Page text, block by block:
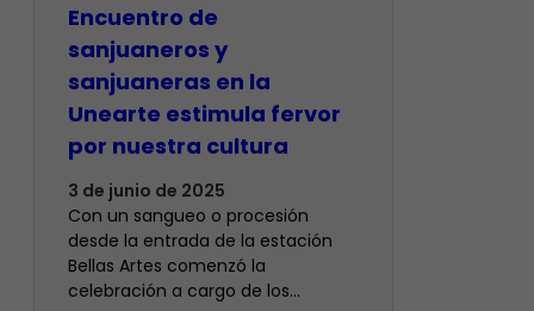
Encuentro de
sanjuaneros y
sanjuaneras en la
Unearte estimula fervor
por nuestra cultura
3 de junio de 2025
Con un sangueo o procesión
desde la entrada de la estación
Bellas Artes comenzó la
celebración a cargo de los…